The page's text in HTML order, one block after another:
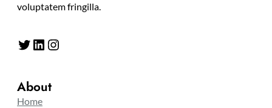
voluptatem fringilla.
Twitter LinkedIn Instagram
About
Home